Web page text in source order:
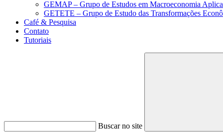
GEMAP – Grupo de Estudos em Macroeconomia
GETETE – Grupo de Estudo das Transformações
Café & Pesquisa
Contato
Tutoriais
Buscar no site